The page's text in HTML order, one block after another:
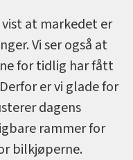
at markedet er
Vi ser også at
for tidlig har fått
er vi glade for
dagens
rammer for
bilkjøperne.